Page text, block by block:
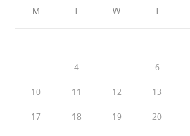
M T W T
4 6
10 11 12 13
17 18 19 20